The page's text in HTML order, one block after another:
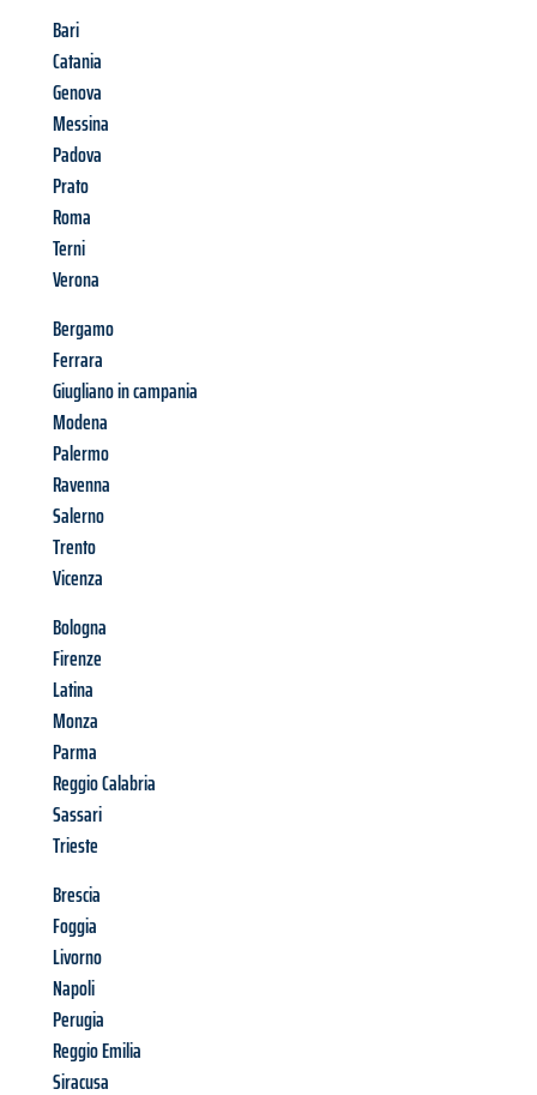
Bari
Catania
Genova
Messina
Padova
Prato
Roma
Terni
Verona
Bergamo
Ferrara
Giugliano in campania
Modena
Palermo
Ravenna
Salerno
Trento
Vicenza
Bologna
Firenze
Latina
Monza
Parma
Reggio Calabria
Sassari
Trieste
Brescia
Foggia
Livorno
Napoli
Perugia
Reggio Emilia
Siracusa